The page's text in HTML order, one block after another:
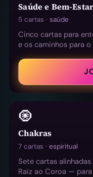
Saúde e Bem-Estar
5 cartas ·saúde
Cinco cartas para
e os caminhos para
🧿
Chakras
7 cartas ·espiritual
Sete cartas
Raiz ao Coroa —